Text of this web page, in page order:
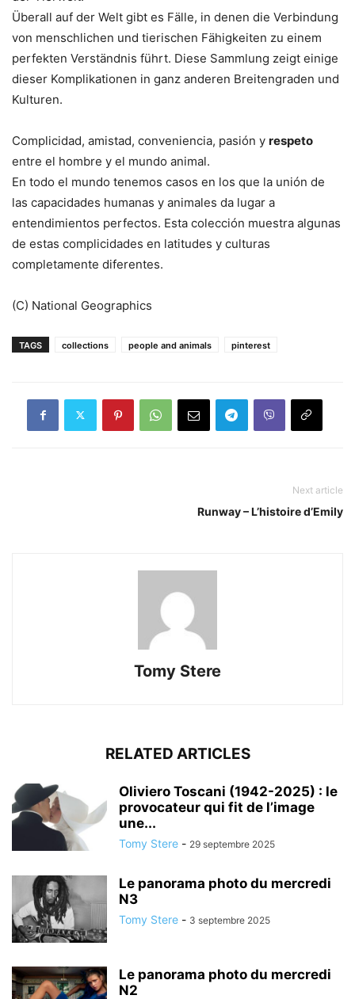
Überall auf der Welt gibt es Fälle, in denen die Verbindung
von menschlichen und tierischen Fähigkeiten zu einem
perfekten Verständnis führt. Diese Sammlung zeigt einige
dieser Komplikationen in ganz anderen Breitengraden und
Kulturen.
Complicidad, amistad, conveniencia, pasión y respeto
entre el hombre y el mundo animal.
En todo el mundo tenemos casos en los que la unión de
las capacidades humanas y animales da lugar a
entendimientos perfectos. Esta colección muestra algunas
de estas complicidades en latitudes y culturas
completamente diferentes.
(C) National Geographics
TAGS collections people and animals pinterest
Next article
Runway – L’histoire d’Emily
Tomy Stere
RELATED ARTICLES
Oliviero Toscani (1942-2025) : le
provocateur qui fit de l’image
une...
Tomy Stere - 29 septembre 2025
Le panorama photo du mercredi
N3
Tomy Stere - 3 septembre 2025
Le panorama photo du mercredi
N2